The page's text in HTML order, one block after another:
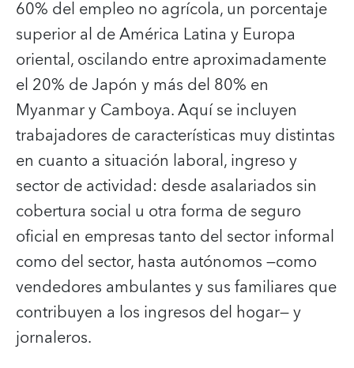
60% del empleo no agrícola, un porcentaje
superior al de América Latina y Europa
oriental, oscilando entre aproximadamente
el 20% de Japón y más del 80% en
Myanmar y Camboya. Aquí se incluyen
trabajadores de características muy distintas
en cuanto a situación laboral, ingreso y
sector de actividad: desde asalariados sin
cobertura social u otra forma de seguro
oficial en empresas tanto del sector informal
como del sector, hasta autónomos —como
vendedores ambulantes y sus familiares que
contribuyen a los ingresos del hogar— y
jornaleros.